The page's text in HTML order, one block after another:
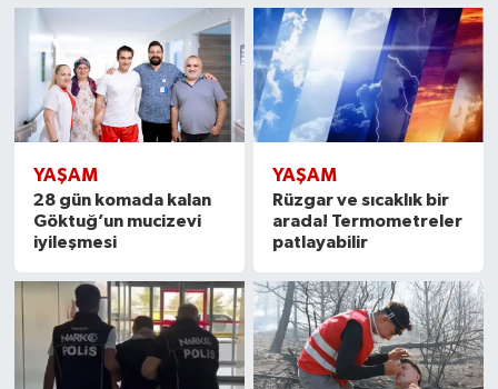
YAŞAM
28 gün komada kalan
Göktuğ’un mucizevi
iyileşmesi
YAŞAM
Rüzgar ve sıcaklık bir
arada! Termometreler
patlayabilir